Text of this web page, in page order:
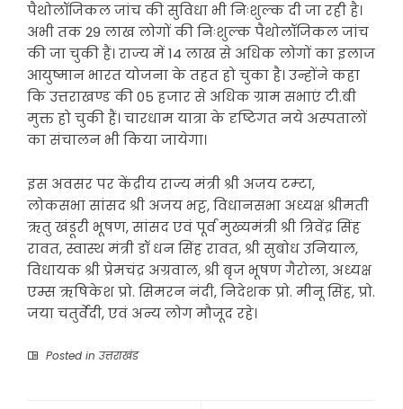
पैथोलॉजिकल जांच की सुविधा भी निःशुल्क दी जा रही है।
अभी तक 29 लाख लोगों की निःशुल्क पैथोलॉजिकल जांच
की जा चुकी हैं। राज्य में 14 लाख से अधिक लोगों का इलाज
आयुष्मान भारत योजना के तहत हो चुका है। उन्होंने कहा
कि उत्तराखण्ड की 05 हजार से अधिक ग्राम सभाएं टी.बी
मुक्त हो चुकी हैं। चारधाम यात्रा के दृष्टिगत नये अस्पतालों
का संचालन भी किया जायेगा।
इस अवसर पर केंद्रीय राज्य मंत्री श्री अजय टम्टा,
लोकसभा सांसद श्री अजय भट्ट, विधानसभा अध्यक्ष श्रीमती
ऋतु खंडूरी भूषण, सांसद एवं पूर्व मुख्यमंत्री श्री त्रिवेंद्र सिंह
रावत, स्वास्थ मंत्री डॉ धन सिंह रावत, श्री सुबोध उनियाल,
विधायक श्री प्रेमचंद्र अग्रवाल, श्री बृज भूषण गैरोला, अध्यक्ष
एम्स ऋषिकेश प्रो. सिमरन नंदी, निदेशक प्रो. मीनू सिंह, प्रो.
जया चतुर्वेदी, एवं अन्य लोग मौजूद रहे।
Posted in उत्तराखंड